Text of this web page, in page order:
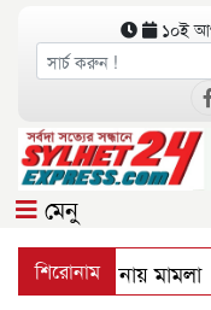
১০ই
মেনু
শিরোনামঘটনায় মামলা